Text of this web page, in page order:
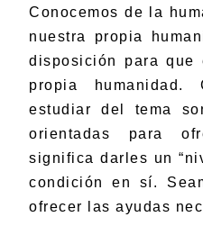
Conocemos de la
nuestra propia
disposición para que
propia
estudiar del tema
orientadas para
significa darles un
condición en sí.
ofrecer las ayudas